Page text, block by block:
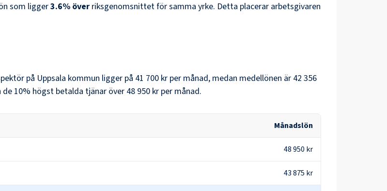
som ligger3.6% över riksgenomsnittet för samma yrke. Detta placerar arbetsgivaren
på Uppsala kommun ligger på 41 700 kr per månad, medan medellönen är 42 356
de 10% högst betalda tjänar över48 950 kr per månad.
Månadslön
48 950 kr
43 875 kr